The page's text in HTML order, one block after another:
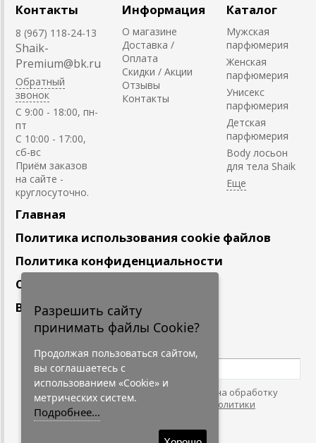
Контакты
8 (967) 118-24-13
Shaik-
Premium@bk.ru
Обратный
звонок
C 9:00 - 18:00, пн-
пт
С 10:00 - 17:00,
сб-вс
Приём заказов
на сайте -
круглосуточно.
Информация
О магазине
Доставка /
Оплата
Скидки / Акции
Отзывы
Контакты
Каталог
Мужская
парфюмерия
Женская
парфюмерия
Унисекс
парфюмерия
Детская
парфюмерия
Body лосьон
для тела Shaik
Главная
Политика использования cookie файлов
Политика конфиденциальности
Сотрудничество
Вакансии
Подпишитесь
Нажимая на кнопку, я даю согласие на обработку
персональных данных. С условиями
"Политики
Конфидециальности"
Разрешить сайту
принимать файлы Cookie?
Продолжая пользоваться сайтом,
вы соглашаетесь с
использованием «Cookie» и
метрических систем.
Подробнее...